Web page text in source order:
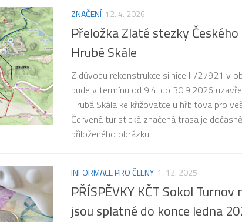
ZNAČENÍ 12. 4. 2026
Přeložka Zlaté stezky
Hrubé Skále
Z důvodu rekonstrukce silnice III/27921 v
bude v termínu od 9.4. do 30.9.2026
Hrubá Skála ke křižovatce u hřbitova pro
Červená turistická značená trasa je
přiloženého obrázku.
INFORMACE PRO ČLENY 1. 12. 2025
PŘÍSPĚVKY KČT Sokol
jsou splatné do konce ledna